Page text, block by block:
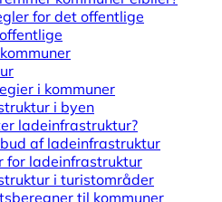
for det offentlige
i kommuner
i byen
ladeinfrastruktur?
af ladeinfrastruktur
for ladeinfrastruktur
i turistområder
til kommuner